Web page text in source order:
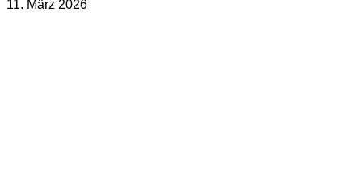
11. März 2026